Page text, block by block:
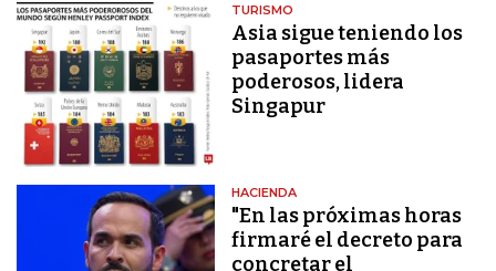
TURISMO
Asia sigue teniendo los
pasaportes más
poderosos, lidera
Singapur
HACIENDA
"En las próximas horas
firmaré el decreto para
concretar el